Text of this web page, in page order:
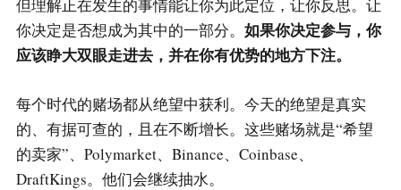
但理解正在发生的事情能让你为此定位，让你反思。让
你决定是否想成为其中的一部分。 如果你决定参与，你
应该睁大双眼走进去，并在你有优势的地方下注。
每个时代的赌场都从绝望中获利。今天的绝望是真实
的、有据可查的，且在不断增长。这些赌场就是“希望
的卖家”、Polymarket、Binance、Coinbase、
DraftKings。他们会继续抽水。